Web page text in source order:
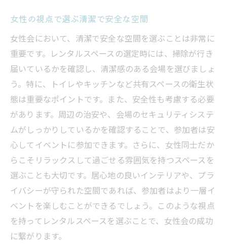
女性の視点で選ぶ清潔で安全な空間
女性会において、清潔で安全な空間を選ぶことは非常に
重要です。レンタルスペースの選定時には、掃除が行き
届いているかを確認し、清潔感のある会場を選びましょ
う。特に、トイレやキッチンなど共有スペースの衛生状
態は重要なポイントです。また、安全性も考慮する必要
があります。周辺の治安や、会場のセキュリティシステ
ムがしっかりしているかを確認することで、参加者は安
心してイベントに参加できます。さらに、女性同士だか
らこそリラックスして過ごせる雰囲気を持つスペースを
選ぶことも大切です。居心地の良いインテリアや、プラ
イバシーが守られた空間であれば、参加者はより一層イ
ベントを楽しむことができるでしょう。このような視点
を持ってレンタルスペースを選ぶことで、女性会の成功
に繋がります。